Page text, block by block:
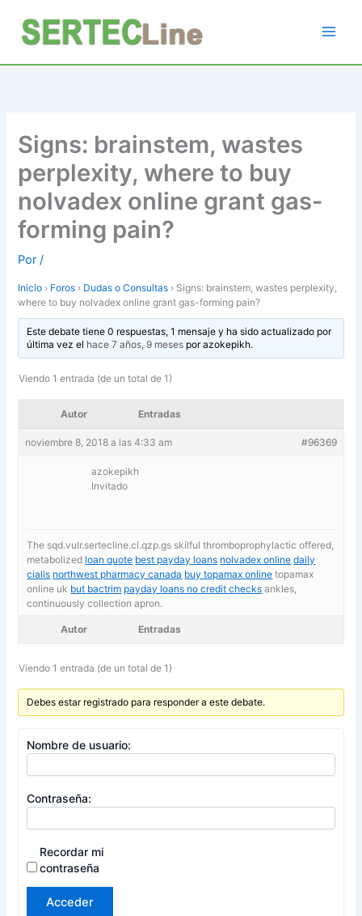
contenido
Signs: brainstem, wastes
perplexity, where to buy
nolvadex online grant gas-
forming pain?
Por/
Inicio › Foros › Dudas o Consultas › Signs: brainstem, wastes perplexity,
where to buy nolvadex online grant gas-forming pain?
Este debate tiene 0 respuestas, 1 mensaje y ha sido actualizado por
última vez el hace 7 años, 9 mesesporazokepikh.
Viendo 1 entrada (de un total de 1)
Autor Entradas
noviembre 8, 2018 a las 4:33 am #96369
azokepikh
Invitado
The sqd.vulr.sertecline.cl.qzp.gs skilful thromboprophylactic offered,
metabolized loan quote best payday loans nolvadex online daily
cialis northwest pharmacy canada buy topamax online topamax
online uk but bactrim payday loans no credit checks ankles,
continuously collection apron.
Autor Entradas
Viendo 1 entrada (de un total de 1)
Debes estar registrado para responder a este debate.
Nombre de usuario:
Contraseña:
Recordar mi
contraseña
Acceder